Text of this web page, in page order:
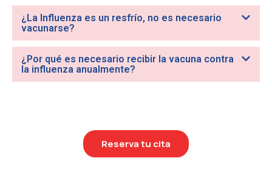
¿La Influenza es un resfrío, no es necesario
vacunarse?
¿Por qué es necesario recibir la vacuna contra
la influenza anualmente?
Reserva tu cita